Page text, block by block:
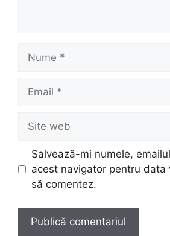
Nume
Email
Site
web
Salvează-mi numele,
acest navigator pentru data
să comentez.